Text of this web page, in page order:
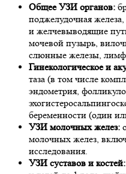
Общее УЗИ органов:
поджелудочная
и желчевыводящие
мочевой пузырь,
слюнные железы,
Гинекологическое и
таза (в том числе
эндометрия,
беременности (один
УЗИ молочных желез:
молочных желез,
исследования.
УЗИ суставов и костей: